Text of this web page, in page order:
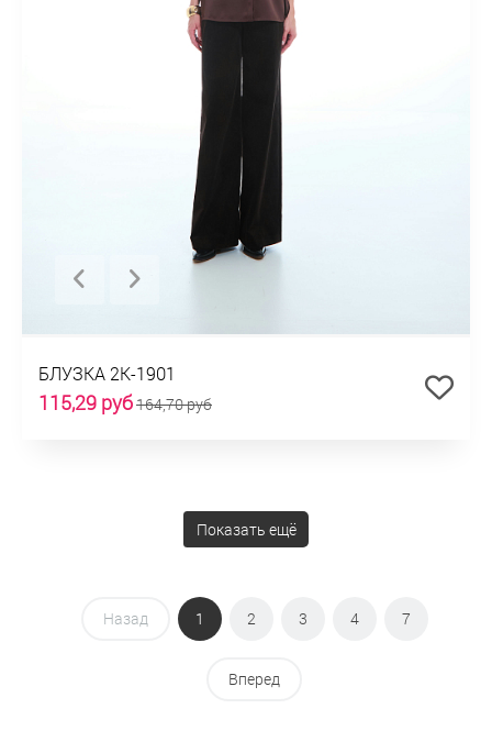
БЛУЗКА 2К-1901
115,29 руб164,70 руб
Показать ещё
Назад 1 2 3 4 7
Вперед